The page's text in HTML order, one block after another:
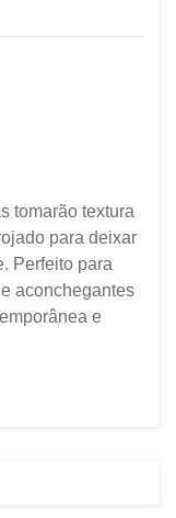
tomarão textura
para deixar
Perfeito para
aconchegantes
e